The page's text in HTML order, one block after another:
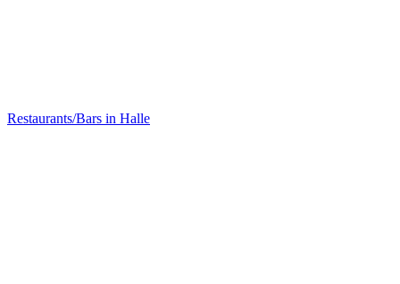
Restaurants/Bars in Halle